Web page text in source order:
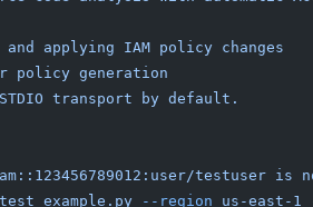
and applying IAM policy changes
policy generation
transport by default.
testuser
--region us-east-1